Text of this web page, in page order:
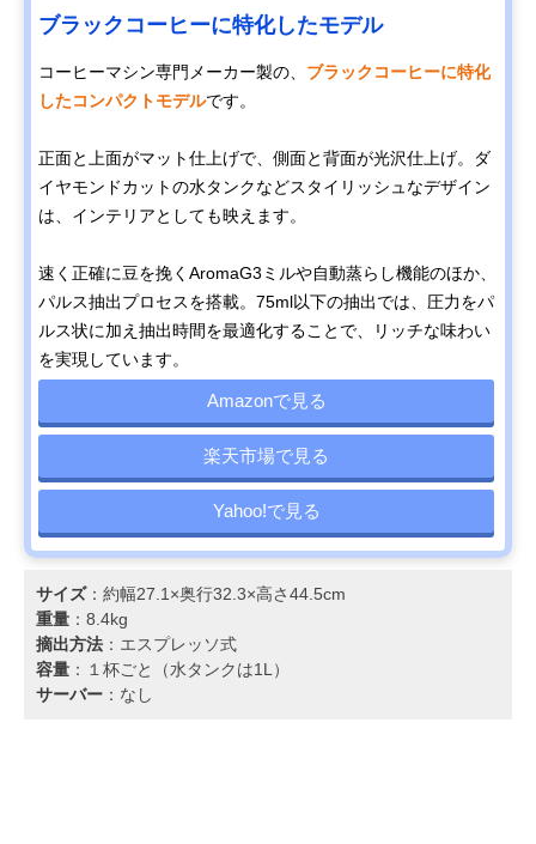
ブラックコーヒーに特化したモデル
コーヒーマシン専門メーカー製の、 ブラックコーヒーに特化
したコンパクトモデルです。
正面と上面がマット仕上げで、側面と背面が光沢仕上げ。ダ
イヤモンドカットの水タンクなどスタイリッシュなデザイン
は、インテリアとしても映えます。
速く正確に豆を挽くAromaG3ミルや自動蒸らし機能のほか、
パルス抽出プロセスを搭載。75ml以下の抽出では、圧力をパ
ルス状に加え抽出時間を最適化することで、リッチな味わい
を実現しています。
Amazonで見る
楽天市場で見る
Yahoo!で見る
サイズ：約幅27.1×奥行32.3×高さ44.5cm
重量 ：8.4kg
摘出方法 ：エスプレッソ式
容量 ：１杯ごと（水タンクは1L）
サーバー ：なし